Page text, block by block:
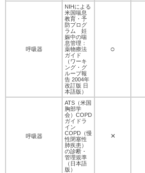
呼吸器
NIHによる
米国喘息
教育・予
防プログ
ラム 妊
娠中の喘
息管理：
薬物療法
ガイド
（ワーキ
ング・グ
ループ報
告 2004年
改訂版 日
本語版）
○
呼吸器
ATS（米国
胸部学
会）COPD
ガイドラ
イン
COPD（慢
性閉塞性
肺疾患）
の診断・
管理規準
（日本語
版）
×